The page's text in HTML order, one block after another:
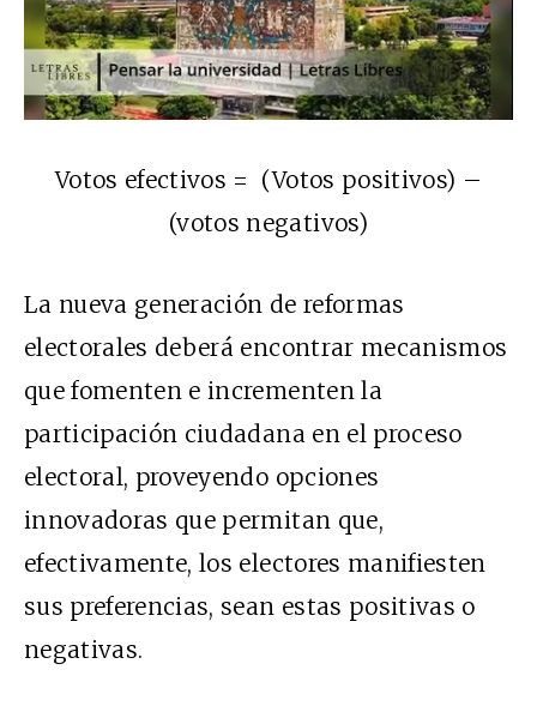
Votos efectivos = (Votos positivos) –
(votos negativos)
La nueva generación de reformas
electorales deberá encontrar mecanismos
que fomenten e incrementen la
participación ciudadana en el proceso
electoral, proveyendo opciones
innovadoras que permitan que,
efectivamente, los electores manifiesten
sus preferencias, sean estas positivas o
negativas.